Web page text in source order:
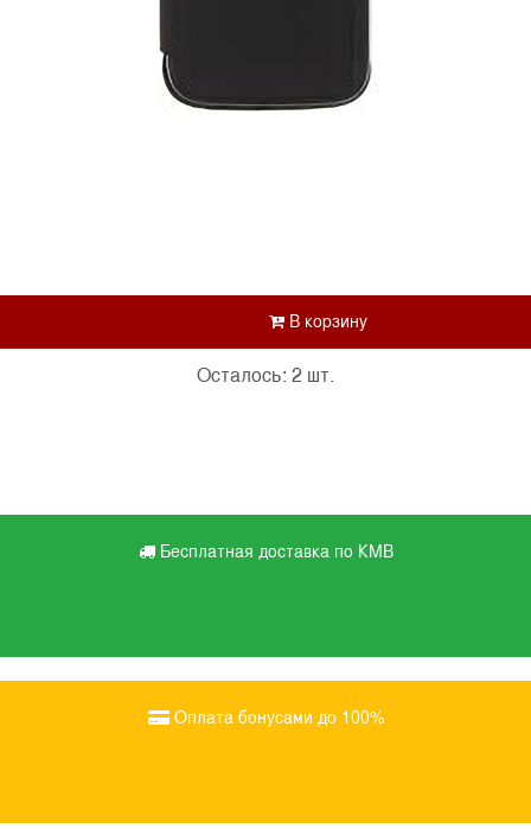
Осталось: 2 шт.
Бесплатная доставка по КМВ
Оплата бонусами до 100%